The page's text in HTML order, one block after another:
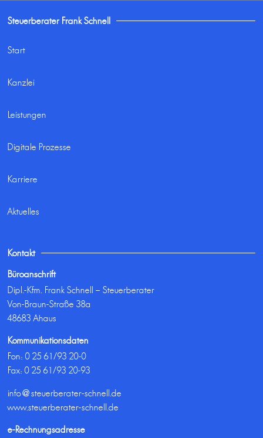
Steuerberater Frank Schnell
Start
Kanzlei
Leistungen
Digitale Prozesse
Karriere
Aktuelles
Kontakt
Büroanschrift
Dipl.-Kfm. Frank Schnell – Steuerberater
Von-Braun-Straße 38a
48683 Ahaus
Kommunikationsdaten
Fon:0 25 61/93 20-0
Fax: 0 25 61/93 20-93
info@steuerberater-schnell.de
www.steuerberater-schnell.de
e-Rechnungsadresse